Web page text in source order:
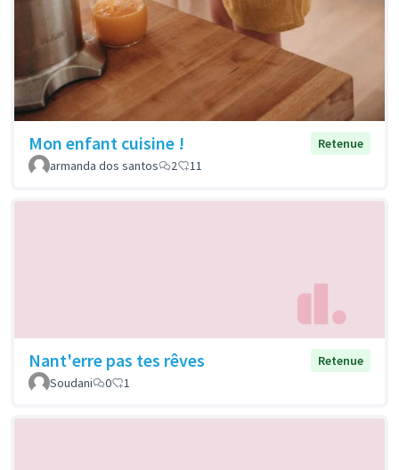
Mon enfant cuisine !
Retenue
armanda dos santos
2 11
Nant'erre pas tes rêves
Retenue
Soudani
0 1